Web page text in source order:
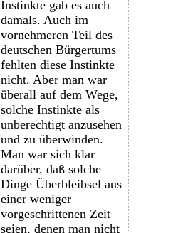
Instinkte gab es auch
damals. Auch im
vornehmeren Teil des
deutschen Bürgertums
fehlten diese Instinkte
nicht. Aber man war
überall auf dem Wege,
solche Instinkte als
unberechtigt anzusehen
und zu überwinden.
Man war sich klar
darüber, daß solche
Dinge Überbleibsel aus
einer weniger
vorgeschrittenen Zeit
seien, denen man nicht